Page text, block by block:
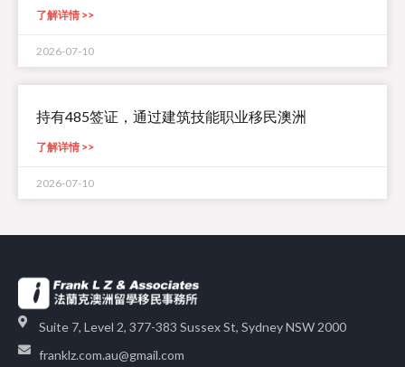
了解详情 >>
2026-07-10
持有485签证，通过建筑技能职业移民澳洲
了解详情 >>
2026-07-10
Suite 7, Level 2, 377-383 Sussex St, Sydney NSW 2000
franklz.com.au@gmail.com